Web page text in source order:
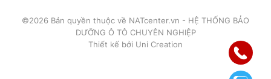
©2026 Bản quyền thuộc về NATcenter.vn - HỆ THỐNG BẢO
DƯỠNG Ô TÔ CHUYÊN NGHIỆP
Thiết kế bởi Uni Creation